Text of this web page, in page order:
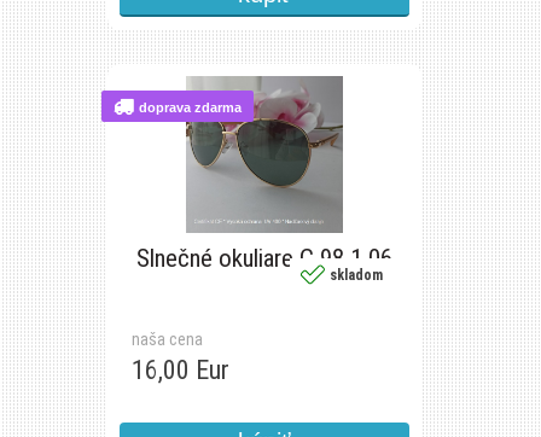
Slnečné okuliare C 98 1 06
naša cena
16,00 Eur
skladom
doprava zdarma